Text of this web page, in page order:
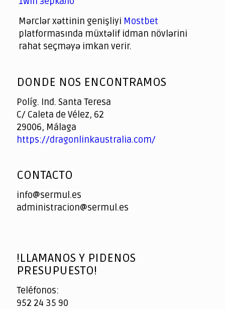
Mərclər xəttinin genişliyi Mostbet
platformasında müxtəlif idman növlərini
rahat seçməyə imkan verir.
of
DONDE NOS ENCONTRAMOS
Políg. Ind. Santa Teresa
C/ Caleta de Vélez, 62
29006, Málaga
https://dragonlinkaustralia.com/
CONTACTO
info@sermul.es
administracion@sermul.es
!LLAMANOS Y PIDENOS
PRESUPUESTO!
Teléfonos:
952 24 35 90